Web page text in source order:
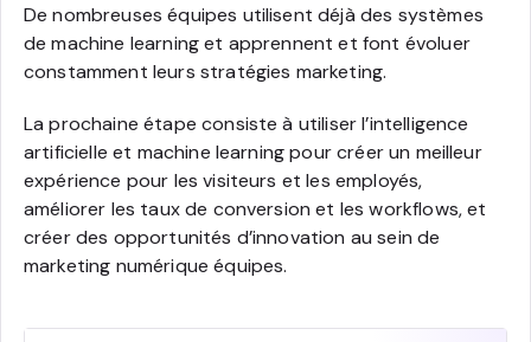
De nombreuses équipes utilisent déjà des systèmes
de machine learning et apprennent et font évoluer
constamment leurs stratégies marketing.
La prochaine étape consiste à utiliser l’intelligence
artificielle et machine learning pour créer un meilleur
expérience pour les visiteurs et les employés,
améliorer les taux de conversion et les workflows, et
créer des opportunités d’innovation au sein de
marketing numérique équipes.